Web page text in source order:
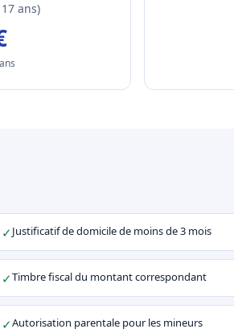
ans)
✓Justificatif de domicile de moins de 3 mois
✓Timbre fiscal du montant correspondant
✓Autorisation parentale pour les mineurs